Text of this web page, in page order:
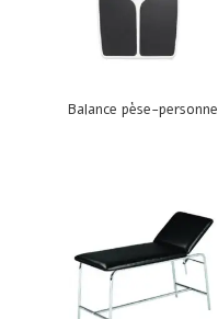
Balance pèse-personne